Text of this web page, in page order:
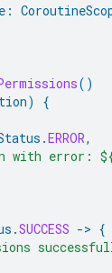
:
()
)
{
.ERROR,
with error:
.SUCCESS -> {